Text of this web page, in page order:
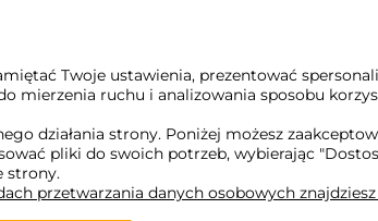
Twoje ustawienia, prezentować
mierzenia ruchu i analizowania sposobu
działania strony. Poniżej możesz
pliki do swoich potrzeb, wybierając
strony.
przetwarzania danych osobowych